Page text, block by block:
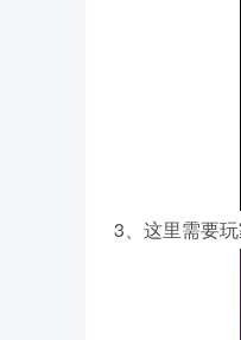
3、这里需要